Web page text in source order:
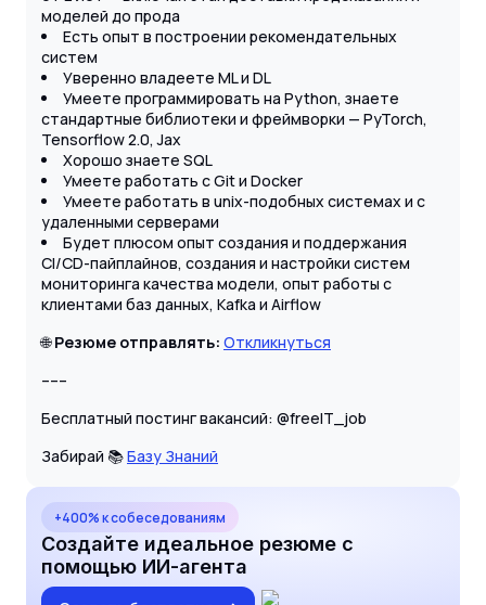
моделей до прода
Есть опыт в построении рекомендательных
систем
Уверенно владеете ML и DL
Умеете программировать на Python, знаете
стандартные библиотеки и фреймворки — PyTorch,
Tensorflow 2.0, Jax
Хорошо знаете SQL
Умеете работать с Git и Docker
Умеете работать в unix-подобных системах и с
удаленными серверами
Будет плюсом опыт создания и поддержания
CI/CD-пайплайнов, создания и настройки систем
мониторинга качества модели, опыт работы с
клиентами баз данных, Kafka и Airflow
🌐Резюме отправлять: Откликнуться
–––
Бесплатный постинг вакансий: @freeIT_job
Забирай 📚Базу Знаний
+400% к собеседованиям
Создайте идеальное резюме с
помощью ИИ-агента